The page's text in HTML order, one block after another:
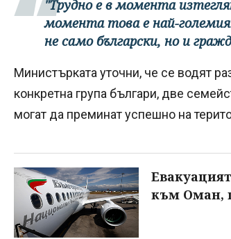
"Трудно е в момента
момента това е най-
не само български, но и
Министърката уточни, че се водят
конкретна група българи, две
могат да преминат успешно на
към Оман,